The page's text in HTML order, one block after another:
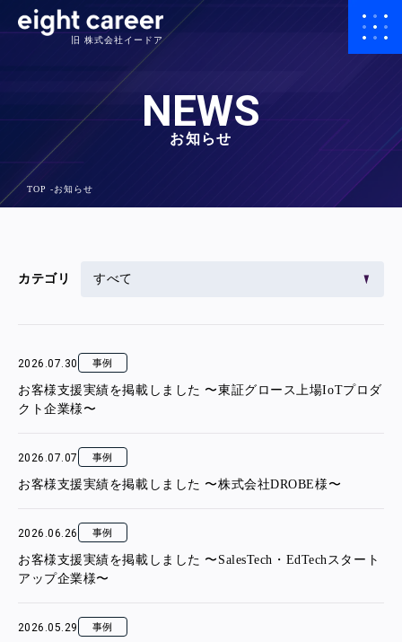
旧 株式会社イードア
NEWS
お知らせ
TOP お知らせ
カテゴリ
2026.07.30 事例
お客様支援実績を掲載しました 〜東証グロース上場IoTプロダ
クト企業様〜
2026.07.07 事例
お客様支援実績を掲載しました 〜株式会社DROBE様〜
2026.06.26 事例
お客様支援実績を掲載しました 〜SalesTech・EdTechスタート
アップ企業様〜
2026.05.29 事例